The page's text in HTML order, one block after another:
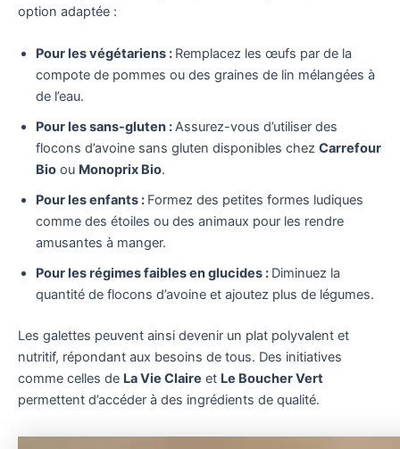
option adaptée :
Pour les végétariens : Remplacez les œufs par de la
compote de pommes ou des graines de lin mélangées à
de l’eau.
Pour les sans-gluten :Assurez-vous d’utiliser des
flocons d’avoine sans gluten disponibles chez Carrefour
Bio ou Monoprix Bio.
Pour les enfants : Formez des petites formes ludiques
comme des étoiles ou des animaux pour les rendre
amusantes à manger.
Pour les régimes faibles en glucides : Diminuez la
quantité de flocons d’avoine et ajoutez plus de légumes.
Les galettes peuvent ainsi devenir un plat polyvalent et
nutritif, répondant aux besoins de tous. Des initiatives
comme celles de La Vie Claire et Le Boucher Vert
permettent d’accéder à des ingrédients de qualité.